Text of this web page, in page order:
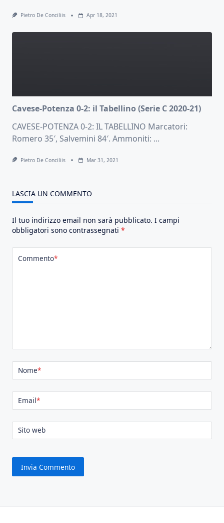
Pietro De Conciliis Apr 18, 2021
Cavese-Potenza 0-2: il Tabellino (Serie C 2020-21)
CAVESE-POTENZA 0-2: IL TABELLINO Marcatori:
Romero 35′, Salvemini 84′. Ammoniti: ...
Pietro De Conciliis Mar 31, 2021
LASCIA UN COMMENTO
Il tuo indirizzo email non sarà pubblicato. I campi
obbligatori sono contrassegnati *
Commento*
Nome*
Email*
Sito web